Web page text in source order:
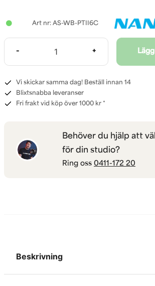
AS-WB-PTII6C
- +
Vi skickar samma dag! Beställ innan 14
Blixtsnabba leveranser
Fri frakt vid köp över 1000 kr *
Behöver du hjälp att
för din studio?
Ring oss 0411-172 20
Beskrivning